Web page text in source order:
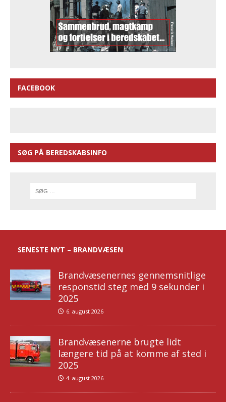
FACEBOOK
SØG PÅ BEREDSKABSINFO
SENESTE NYT – BRANDVÆSEN
Brandvæsenernes gennemsnitlige
responstid steg med 9 sekunder i
2025
6. august 2026
Brandvæsenerne brugte lidt
længere tid på at komme af sted i
2025
4. august 2026